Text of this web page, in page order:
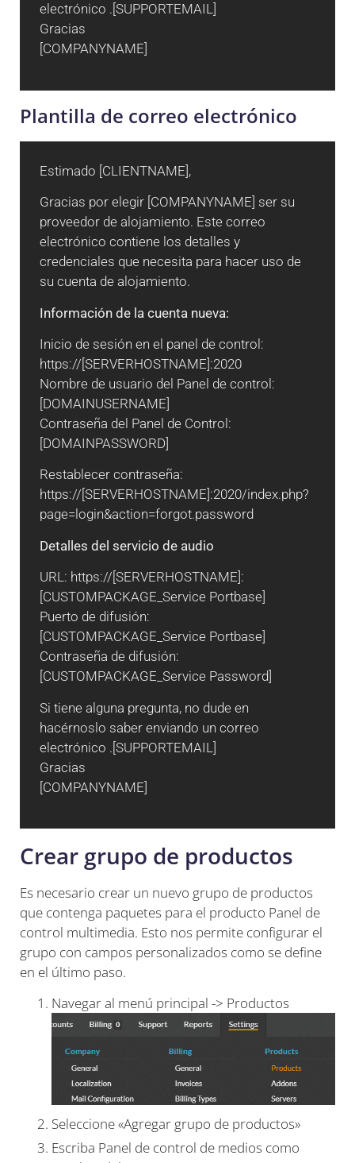
electrónico .[SUPPORTEMAIL]
Gracias
[COMPANYNAME]
Plantilla de correo electrónico
Estimado [CLIENTNAME],
Gracias por elegir [COMPANYNAME] ser su
proveedor de alojamiento. Este correo
electrónico contiene los detalles y
credenciales que necesita para hacer uso de
su cuenta de alojamiento.
Información de la cuenta nueva:
Inicio de sesión en el panel de control:
https://[SERVERHOSTNAME]:2020
Nombre de usuario del Panel de control:
[DOMAINUSERNAME]
Contraseña del Panel de Control:
[DOMAINPASSWORD]
Restablecer contraseña:
https://[SERVERHOSTNAME]:2020/index.php?
page=login&action=forgot.password
Detalles del servicio de audio
URL: https://[SERVERHOSTNAME]:
[CUSTOMPACKAGE_Service Portbase]
Puerto de difusión:
[CUSTOMPACKAGE_Service Portbase]
Contraseña de difusión:
[CUSTOMPACKAGE_Service Password]
Si tiene alguna pregunta, no dude en
hacérnoslo saber enviando un correo
electrónico .[SUPPORTEMAIL]
Gracias
[COMPANYNAME]
Crear grupo de productos
Es necesario crear un nuevo grupo de productos
que contenga paquetes para el producto Panel de
control multimedia. Esto nos permite configurar el
grupo con campos personalizados como se define
en el último paso.
Navegar al menú principal -> Productos
Seleccione «Agregar grupo de productos»
Escriba Panel de control de medios como